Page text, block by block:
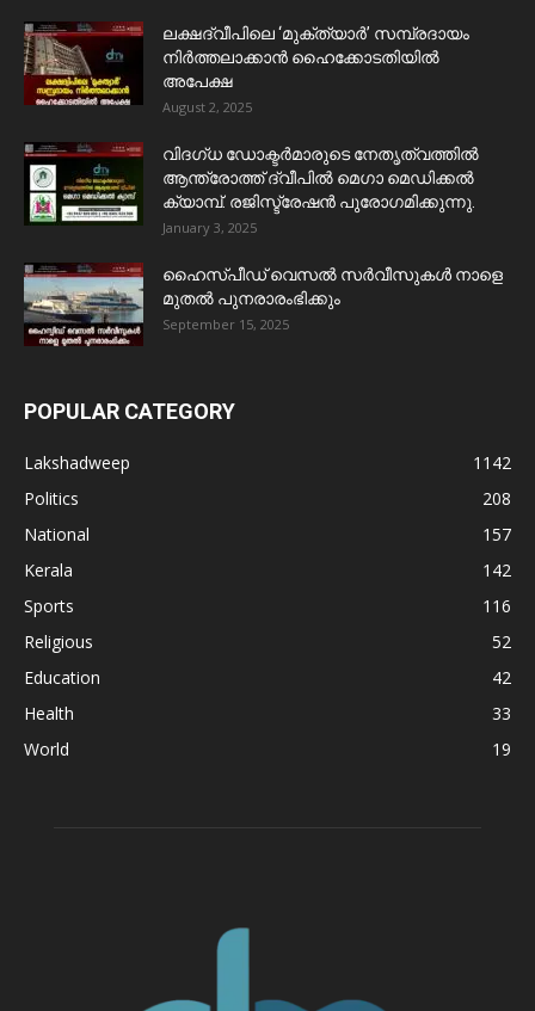
ലക്ഷദ്വീപിലെ ‘മുക്ത്യാർ’ സമ്പ്രദായം
നിർത്തലാക്കാൻ ഹൈക്കോടതിയിൽ
അപേക്ഷ
August 2, 2025
വിദഗ്ധ ഡോക്ടർമാരുടെ നേതൃത്വത്തിൽ
ആന്ത്രോത്ത് ദ്വീപിൽ മെഗാ മെഡിക്കൽ
ക്യാമ്പ്. രജിസ്ട്രേഷൻ പുരോഗമിക്കുന്നു.
January 3, 2025
ഹൈസ്പീഡ് വെസൽ സർവീസുകൾ നാളെ
മുതൽ പുനരാരംഭിക്കും
September 15, 2025
POPULAR CATEGORY
Lakshadweep
1142
Politics
208
National
157
Kerala
142
Sports
116
Religious
52
Education
42
Health
33
World
19